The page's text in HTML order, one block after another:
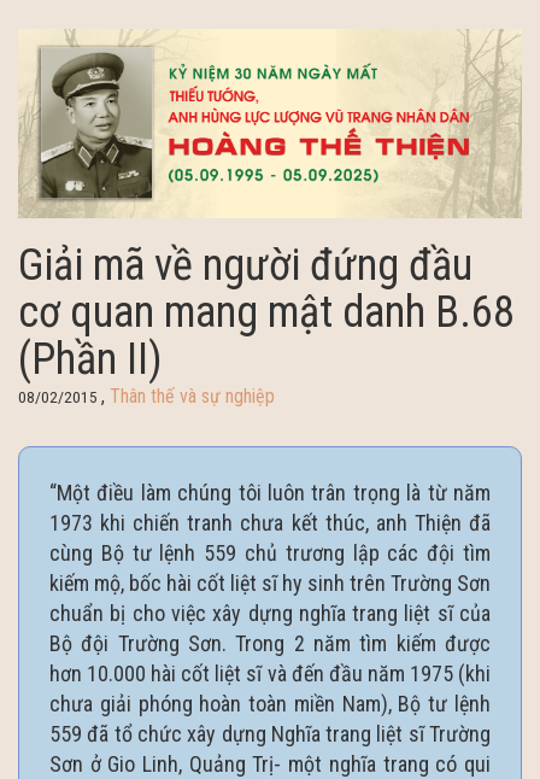
Giải mã về người đứng đầu
cơ quan mang mật danh B.68
(Phần II)
08/02/2015 , Thân thế và sự nghiệp
“Một điều làm chúng tôi luôn trân trọng là từ năm
1973 khi chiến tranh chưa kết thúc, anh Thiện đã
cùng Bộ tư lệnh 559 chủ trương lập các đội tìm
kiếm mộ, bốc hài cốt liệt sĩ hy sinh trên Trường Sơn
chuẩn bị cho việc xây dựng nghĩa trang liệt sĩ của
Bộ đội Trường Sơn. Trong 2 năm tìm kiếm được
hơn 10.000 hài cốt liệt sĩ và đến đầu năm 1975 (khi
chưa giải phóng hoàn toàn miền Nam), Bộ tư lệnh
559 đã tổ chức xây dựng Nghĩa trang liệt sĩ Trường
Sơn ở Gio Linh, Quảng Trị- một nghĩa trang có qui